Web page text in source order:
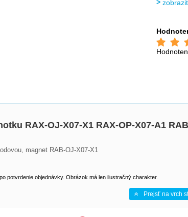
RAX-OJ-X07-X1 RAX-OP-X07-A1
magnet RAB-OJ-X07-X1
potvrdenie objednávky. Obrázok má len ilustračný charakter.
Prejsť na vrch